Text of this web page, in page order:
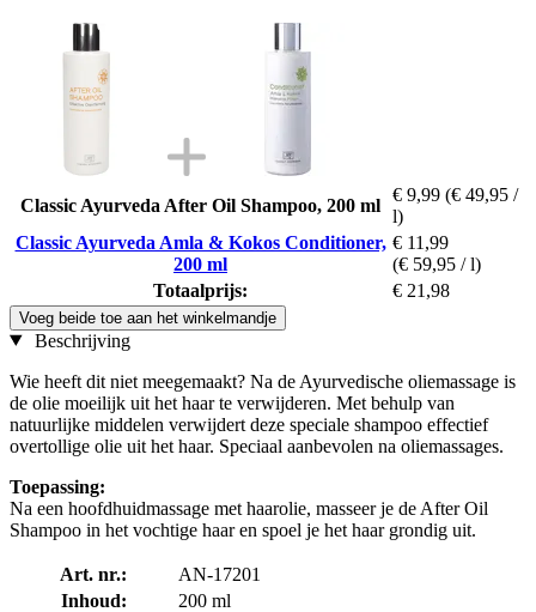
Classic Ayurveda After Oil Shampoo, 200 ml
€ 9,99 (€ 49,95 /
l)
Classic Ayurveda Amla & Kokos Conditioner,
200 ml
€ 11,99
(€ 59,95 / l)
Totaalprijs:
€ 21,98
Voeg beide toe aan het winkelmandje
Beschrijving
Wie heeft dit niet meegemaakt? Na de Ayurvedische oliemassage is
de olie moeilijk uit het haar te verwijderen. Met behulp van
natuurlijke middelen verwijdert deze speciale shampoo effectief
overtollige olie uit het haar. Speciaal aanbevolen na oliemassages.
Toepassing:
Na een hoofdhuidmassage met haarolie, masseer je de After Oil
Shampoo in het vochtige haar en spoel je het haar grondig uit.
Art. nr.:
AN-17201
Inhoud:
200 ml